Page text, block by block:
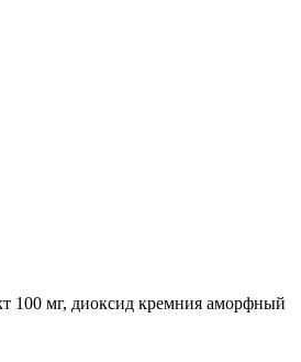
100 мг, диоксид кремния аморфный